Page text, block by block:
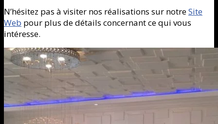
N’hésitez pas à visiter nos réalisations sur notreSite
Web pour plus de détails concernant ce qui vous
intéresse.